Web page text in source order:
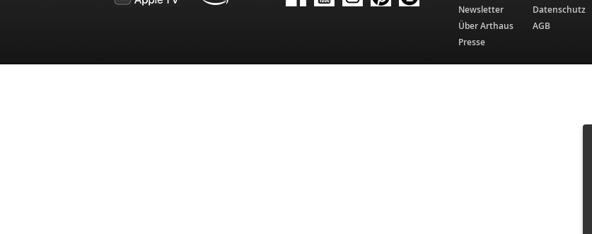
Newsletter
Über Arthaus
Presse
Datenschutz
AGB